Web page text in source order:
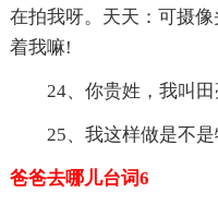
在拍我呀。天天：可摄
着我嘛!
24、你贵姓，我叫
25、我这样做是不
爸爸去哪儿台词6